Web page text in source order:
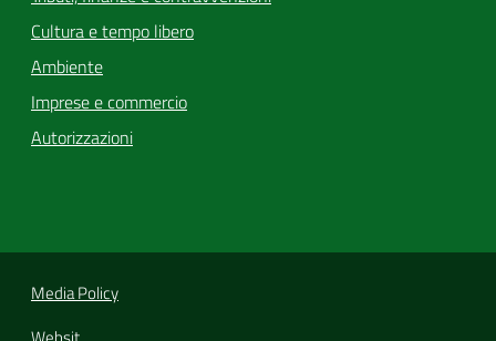
Cultura e tempo libero
Ambiente
Imprese e commercio
Autorizzazioni
Media Policy